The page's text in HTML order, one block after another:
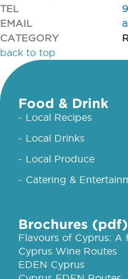
TEL
EMAIL
CATEGORY
back to top
Food & Drink
- Local Recipes
- Local Drinks
- Local Produce
- Catering &
Brochures (pdf)
Flavours of Cyprus:
Cyprus Wine Routes
EDEN Cyprus